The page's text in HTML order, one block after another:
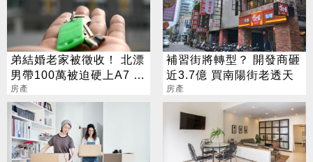
弟結婚老家被徵收！ 北漂
男帶100萬被迫硬上A7 網
見單價驚呆了
房產
補習街將轉型？ 開發商砸
近3.7億 買南陽街老透天
房產